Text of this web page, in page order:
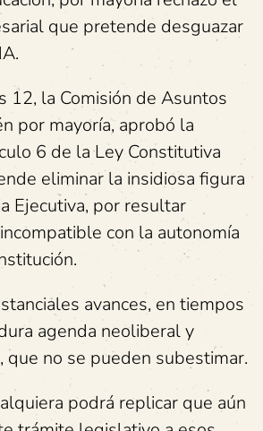
que pretende desguazar
12, la Comisión de Asuntos
por mayoría, aprobó la
6 de la Ley Constitutiva
eliminar la insidiosa figura
Ejecutiva, por resultar
con la autonomía
avances, en tiempos
agenda neoliberal y
que no se pueden subestimar.
podrá replicar que aún